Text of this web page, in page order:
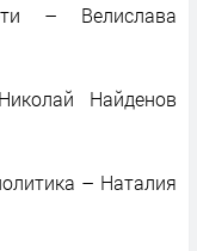
– Велислава
Найденов
– Наталия